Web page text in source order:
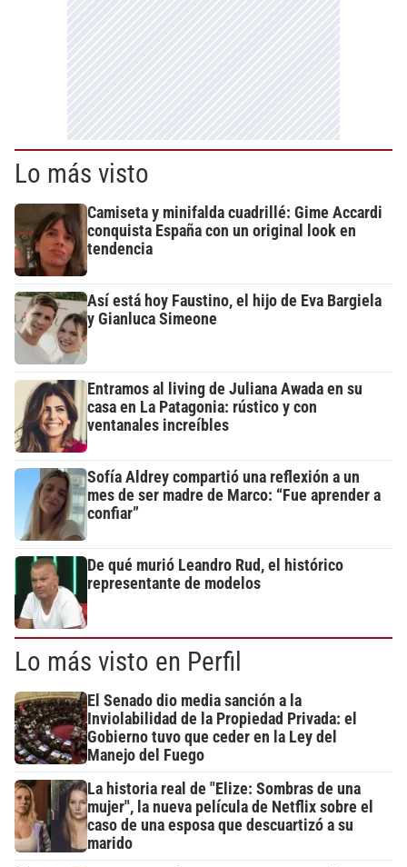
Lo más visto
Camiseta y minifalda cuadrillé: Gime Accardi
conquista España con un original look en
tendencia
Así está hoy Faustino, el hijo de Eva Bargiela
y Gianluca Simeone
Entramos al living de Juliana Awada en su
casa en La Patagonia: rústico y con
ventanales increíbles
Sofía Aldrey compartió una reflexión a un
mes de ser madre de Marco: “Fue aprender a
confiar”
De qué murió Leandro Rud, el histórico
representante de modelos
Lo más visto en Perfil
El Senado dio media sanción a la
Inviolabilidad de la Propiedad Privada: el
Gobierno tuvo que ceder en la Ley del
Manejo del Fuego
La historia real de "Elize: Sombras de una
mujer", la nueva película de Netflix sobre el
caso de una esposa que descuartizó a su
marido